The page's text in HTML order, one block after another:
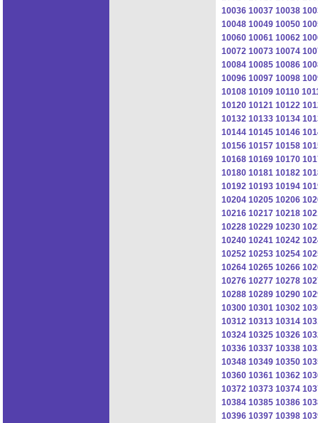
10036 10037 10038
10048 10049 10050
10060 10061 10062
10072 10073 10074
10084 10085 10086
10096 10097 10098
10108 10109 10110
10120 10121 10122
10132 10133 10134
10144 10145 10146
10156 10157 10158
10168 10169 10170
10180 10181 10182
10192 10193 10194
10204 10205 10206
10216 10217 10218
10228 10229 10230
10240 10241 10242
10252 10253 10254
10264 10265 10266
10276 10277 10278
10288 10289 10290
10300 10301 10302
10312 10313 10314
10324 10325 10326
10336 10337 10338
10348 10349 10350
10360 10361 10362
10372 10373 10374
10384 10385 10386
10396 10397 10398